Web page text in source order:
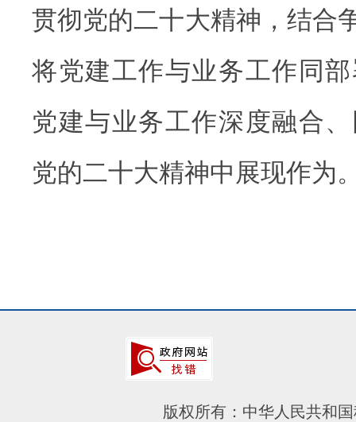
贯彻党的二十大精神，结合
将党建工作与业务工作同
党建与业务工作深度融合
党的二十大精神中展现作为
版权所有：中华人民共和